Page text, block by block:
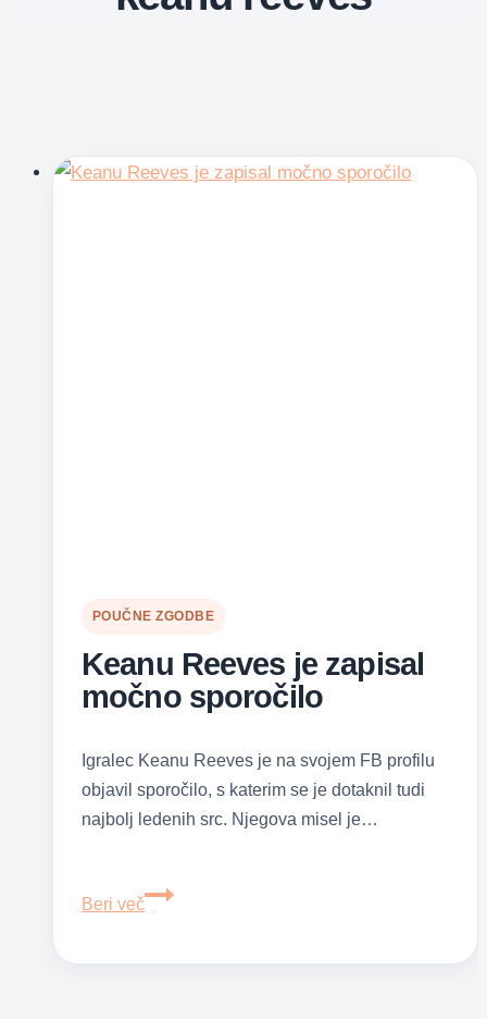
POUČNE ZGODBE
Keanu Reeves je zapisal
močno sporočilo
Igralec Keanu Reeves je na svojem FB profilu
objavil sporočilo, s katerim se je dotaknil tudi
najbolj ledenih src. Njegova misel je…
Beri več
Keanu